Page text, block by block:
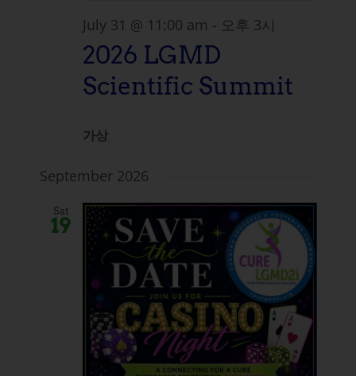
July 31 @ 11:00 am - 오후 3시
2026 LGMD
Scientific Summit
가상
September 2026
Sat
19